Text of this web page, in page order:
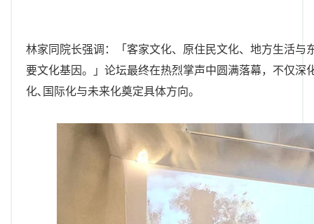
林家同院长强调：「客家文化、原住民文化、地方生活与
要文化基因。」论坛最终在热烈掌声中圆满落幕，不仅深
化､国际化与未来化奠定具体方向。